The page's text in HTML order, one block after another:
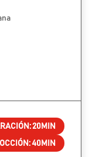
20MIN
40MIN